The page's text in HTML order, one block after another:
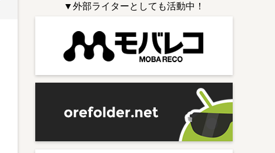
▼外部ライターとしても活動中！